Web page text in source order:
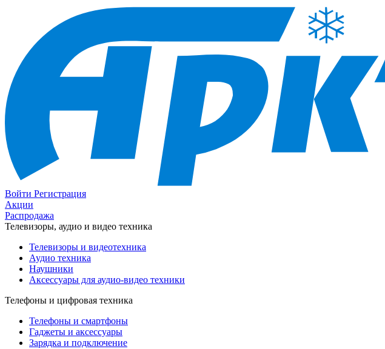
Войти Регистрация
Акции
Распродажа
Телевизоры, аудио и видео техника
Телевизоры и видеотехника
Аудио техника
Наушники
Аксессуары для аудио-видео техники
Телефоны и цифровая техника
Телефоны и смартфоны
Гаджеты и аксессуары
Зарядка и подключение